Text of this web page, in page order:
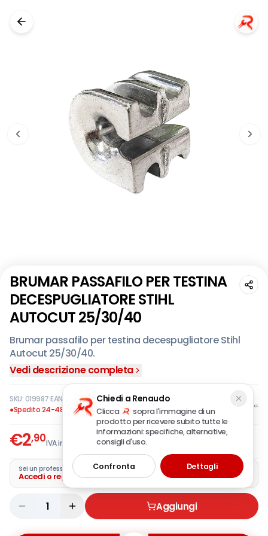
BRUMAR PASSAFILO PER TESTINA
DECESPUGLIATORE STIHL
AUTOCUT 25/30/40
Brumar passafilo per testina decespugliatore Stihl
Autocut 25/30/40.
Vedi descrizione completa
SKU:019987·EAN:
8033655199876
●Spedito 24-48 ore
€2,90IVA incl.
Sei un professionista?
Accedi o registra la tua azienda
1 Aggiungi
Chiedi a Renaudo
Clicca
sopra l'immagine di un
prodotto per ricevere subito tutte le
informazioni: specifiche, alternative,
consigli d'uso.
Confronta Dettagli